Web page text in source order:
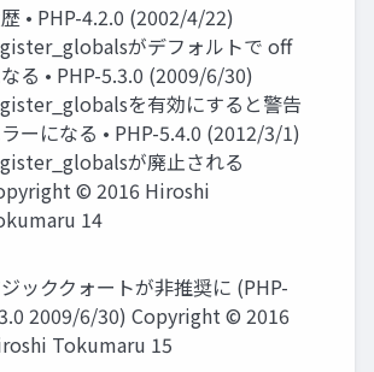
• PHP-4.2.0 (2002/4/22)
がデフォルトで off
る • PHP-5.3.0 (2009/6/30)
を有効にすると警告
ーになる • PHP-5.4.0 (2012/3/1)
が廃止される
© 2016 Hiroshi
14
ッククォートが非推奨に (PHP-
2009/6/30) Copyright © 2016
Tokumaru 15